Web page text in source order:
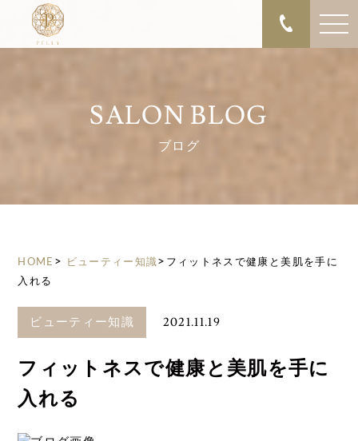
SALON BLOG
ブログ
HOME > ビューティー知識> フィットネスで健康と美肌を手に
入れる
ビューティー知識 2021.11.19
フィットネスで健康と美肌を手に
入れる